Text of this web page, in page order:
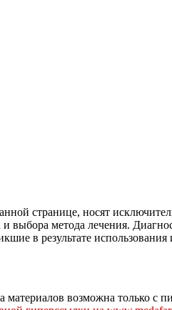
странице, носят
и выбора метода лечения.
в результате
возможна только с